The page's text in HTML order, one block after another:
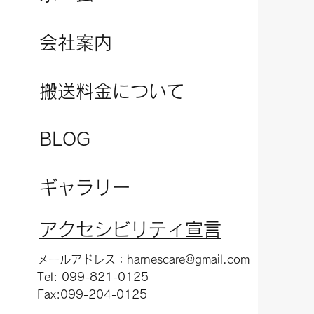
会社案内
搬送料金について
​BLOG
ギャラリー
​アクセシビリティ宣言
メールアドレス： harnescare@gmail.com
Tel: 099-821-0125
Fax:099-204-0125​